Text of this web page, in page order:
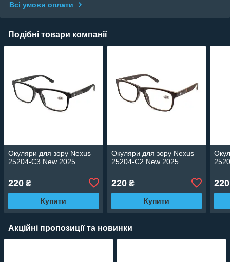
Всі умови оплати
Подібні товари компанії
Окуляри для зору Nexus
25204-C3 New 2025
220 ₴
Купити
Окуляри для зору Nexus
25204-C2 New 2025
220₴
Купити
220
Акційні пропозиції та новинки